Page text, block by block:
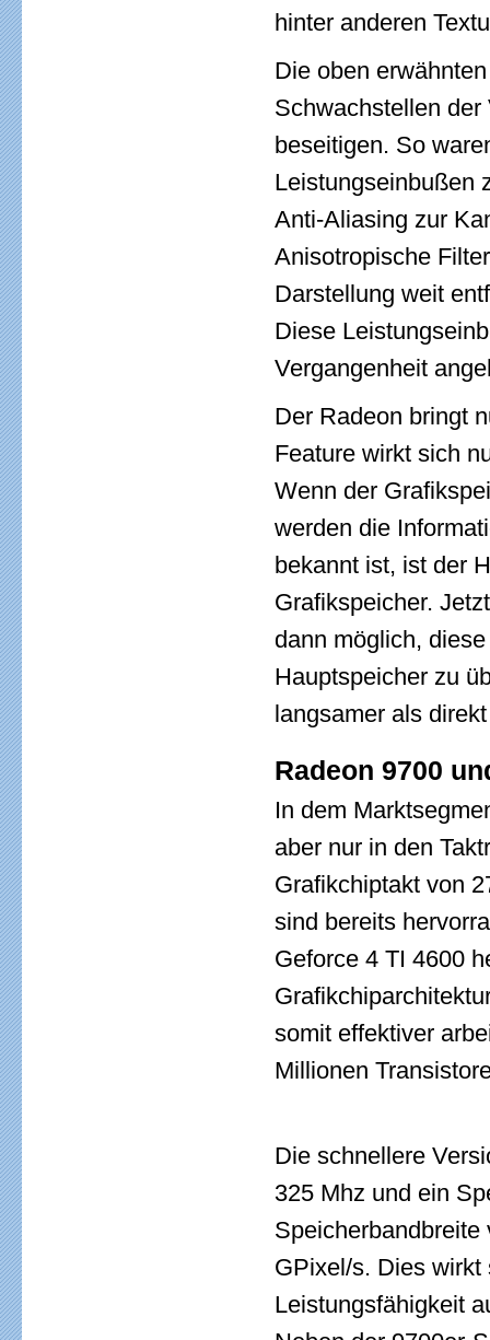
hinter anderen
Die oben
Schwachstellen der
beseitigen. So
Leistungseinbußen
Anti-Aliasing zur
Anisotropische
Darstellung weit
Diese
Vergangenheit
Der Radeon bringt
Feature wirkt sich
Wenn der
werden die
bekannt ist, ist der
Grafikspeicher.
dann möglich,
Hauptspeicher zu
langsamer als
Radeon 9700
In dem
aber nur in den
Grafikchiptakt von
sind bereits
Geforce 4 TI 4600
somit effektiver
Millionen
Die schnellere
325 Mhz und ein
GPixel/s. Dies wirkt
Leistungsfähigkeit